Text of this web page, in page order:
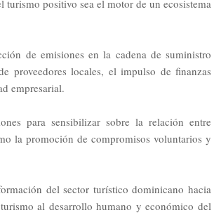
turismo positivo sea el motor de un ecosistema
de emisiones en la cadena de suministro
proveedores locales, el impulso de finanzas
empresarial.
para sensibilizar sobre la relación entre
la promoción de compromisos voluntarios y
del sector turístico dominicano hacia
al desarrollo humano y económico del